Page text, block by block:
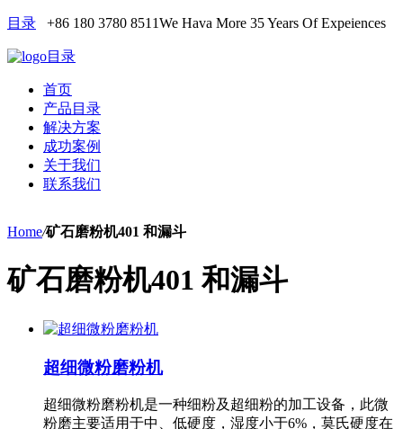
目录 +86 180 3780 8511We Hava More 35 Years Of Expeiences
目录
首页
产品目录
解决方案
成功案例
关于我们
联系我们
Home/矿石磨粉机401 和漏斗
矿石磨粉机401 和漏斗
超细微粉磨粉机
超细微粉磨粉机是一种细粉及超细粉的加工设备，此微
粉磨主要适用于中、低硬度，湿度小于6%，莫氏硬度在